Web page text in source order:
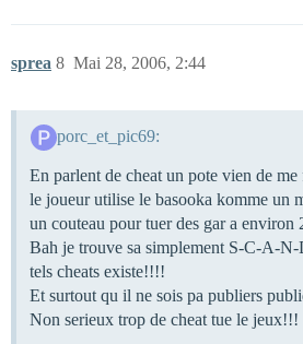
sprea Mai 28, 2006, 2:44
8
porc_et_pic69:
En parlent de cheat un pote vien de
le joueur utilise le basooka komme un
un couteau pour tuer des gar a environ
Bah je trouve sa simplement S-C-A-
tels cheats existe!!!!
Et surtout qu il ne sois pa publiers
Non serieux trop de cheat tue le jeux!!!